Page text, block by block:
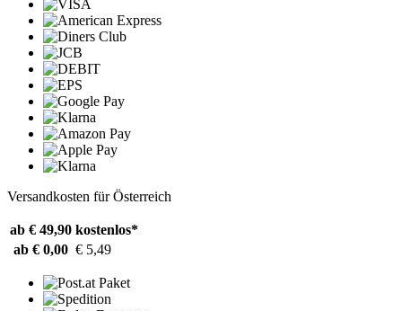
Versandkosten für Österreich
ab € 49,90 kostenlos*
ab € 0,00 € 5,49